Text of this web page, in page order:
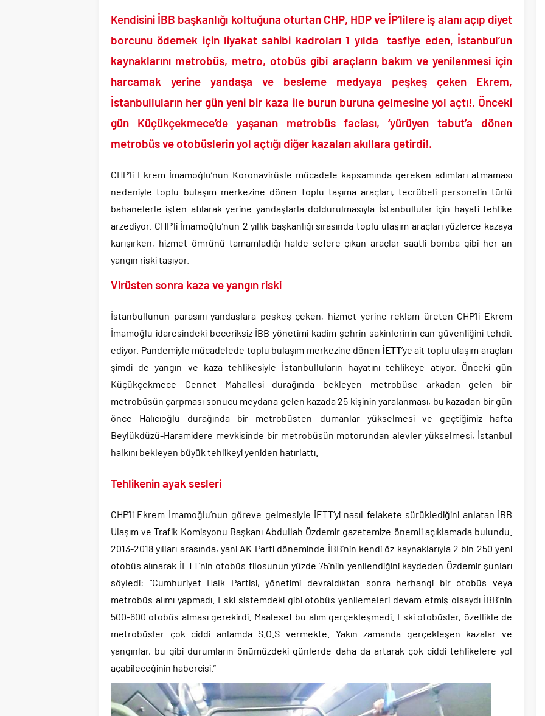
Merkez Bankası’ndan Kripto Varlık Merkezi Kayıt Sistemi’ne onay..
CHP’den AK Parti’ye geçen Tuzla Belediye Başkanı’ndan ilk açıklama..
Efsane Başkan Aziz Yıldırım’dan Acun Ilıcalı’ya sert sözler!.
3 CHP’li Belediye Başkanı ile 1 İyi Partili milletvekili AK Parti’ye geçiyor..
Parti dün kuruldu il başkanı bugün rüşvetten gözaltına alındı!.
Kendisini İBB başkanlığı koltuğuna oturtan CHP, HDP ve İP’lilere iş alanı açıp diyet
borcunu ödemek için liyakat sahibi kadroları 1 yılda tasfiye eden, İstanbul’un
kaynaklarını metrobüs, metro, otobüs gibi araçların bakım ve yenilenmesi için
harcamak yerine yandaşa ve besleme medyaya peşkeş çeken Ekrem,
İstanbulluların her gün yeni bir kaza ile burun buruna gelmesine yol açtı!. Önceki
gün Küçükçekmece’de yaşanan metrobüs faciası, ‘yürüyen tabut’a dönen
metrobüs ve otobüslerin yol açtığı diğer kazaları akıllara getirdi!.
CHP’li Ekrem İmamoğlu’nun Koronavirüsle mücadele kapsamında gereken adımları atmaması
nedeniyle toplu bulaşım merkezine dönen toplu taşıma araçları, tecrübeli personelin türlü
bahanelerle işten atılarak yerine yandaşlarla doldurulmasıyla İstanbullular için hayati tehlike
arzediyor. CHP’li İmamoğlu’nun 2 yıllık başkanlığı sırasında toplu ulaşım araçları yüzlerce kazaya
karışırken, hizmet ömrünü tamamladığı halde sefere çıkan araçlar saatli bomba gibi her an
yangın riski taşıyor.
Virüsten sonra kaza ve yangın riski
İstanbullunun parasını yandaşlara peşkeş çeken, hizmet yerine reklam üreten CHP’li Ekrem
İmamoğlu idaresindeki beceriksiz İBB yönetimi kadim şehrin sakinlerinin can güvenliğini tehdit
ediyor. Pandemiyle mücadelede toplu bulaşım merkezine dönen İETT’ye ait toplu ulaşım araçları
şimdi de yangın ve kaza tehlikesiyle İstanbulluların hayatını tehlikeye atıyor. Önceki gün
Küçükçekmece Cennet Mahallesi durağında bekleyen metrobüse arkadan gelen bir
metrobüsün çarpması sonucu meydana gelen kazada 25 kişinin yaralanması, bu kazadan bir gün
önce Halıcıoğlu durağında bir metrobüsten dumanlar yükselmesi ve geçtiğimiz hafta
Beylükdüzü-Haramidere mevkisinde bir metrobüsün motorundan alevler yükselmesi, İstanbul
halkını bekleyen büyük tehlikeyi yeniden hatırlattı.
Tehlikenin ayak sesleri
CHP’li Ekrem İmamoğlu’nun göreve gelmesiyle İETT’yi nasıl felakete sürüklediğini anlatan İBB
Ulaşım ve Trafik Komisyonu Başkanı Abdullah Özdemir gazetemize önemli açıklamada bulundu.
2013-2018 yılları arasında, yani AK Parti döneminde İBB’nin kendi öz kaynaklarıyla 2 bin 250 yeni
otobüs alınarak İETT’nin otobüs filosunun yüzde 75’niin yenilendiğini kaydeden Özdemir şunları
söyledi: “Cumhuriyet Halk Partisi, yönetimi devraldıktan sonra herhangi bir otobüs veya
metrobüs alımı yapmadı. Eski sistemdeki gibi otobüs yenilemeleri devam etmiş olsaydı İBB’nin
500-600 otobüs alması gerekirdi. Maalesef bu alım gerçekleşmedi. Eski otobüsler, özellikle de
metrobüsler çok ciddi anlamda S.O.S vermekte. Yakın zamanda gerçekleşen kazalar ve
yangınlar, bu gibi durumların önümüzdeki günlerde daha da artarak çok ciddi tehlikelere yol
açabileceğinin habercisi.”